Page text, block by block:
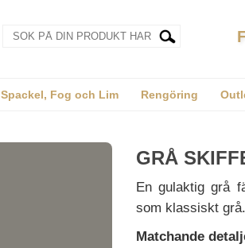
Spackel, Fog och Lim Rengöring
GRÅ
En gulaktig grå
som klassiskt grå.
Matchande